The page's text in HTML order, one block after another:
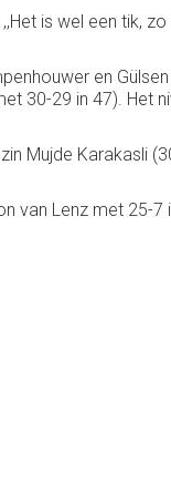
is wel een tik,
en
30-29 in 47). Het
Mujde Karakasli
Lenz met 25-7